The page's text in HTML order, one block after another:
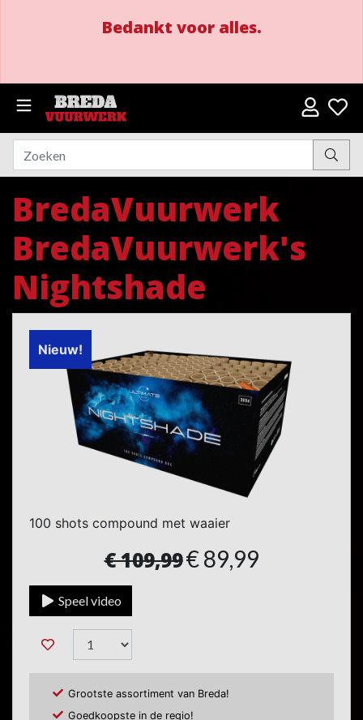
Bedankt voor alles.
BredaVuurwerk
BredaVuurwerk's
Nightshade
Nieuw!
100 shots compound met waaier
€ 109,99€ 89,99
Speel video
Grootste assortiment van Breda!
Goedkoopste in de regio!